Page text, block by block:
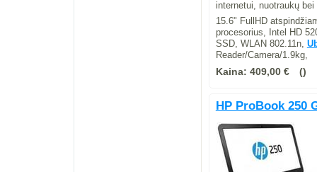
internetui, nuotraukų
15.6" FullHD
procesorius, Intel HD
SSD, WLAN 802.11n,
Reader/Camera/1.9kg,
Kaina: 409,00 €
HP ProBook 250